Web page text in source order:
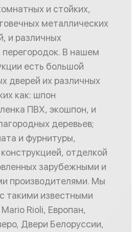
и стойких,
металлических
и различных
В нашем
есть большой
дверей их различных
как: шпон
ПВХ, экошпон, и
деревьев;
и фурнитуры,
отделкой
зарубежными и
производителями. Мы
такими известными
Rioli, Европан,
Двери Белоруссии,